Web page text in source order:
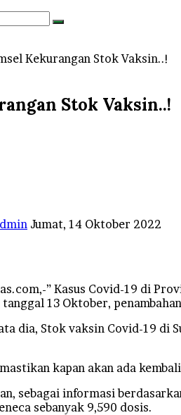
Search
Kekurangan Stok Vaksin..!
Stok Vaksin..!
Jumat, 14 Oktober 2022
” Kasus Covid-19 di
13 Oktober,
dia, Stok vaksin Covid-19 di
kapan akan ada
sebagai informasi
sebanyak 9,590 dosis.